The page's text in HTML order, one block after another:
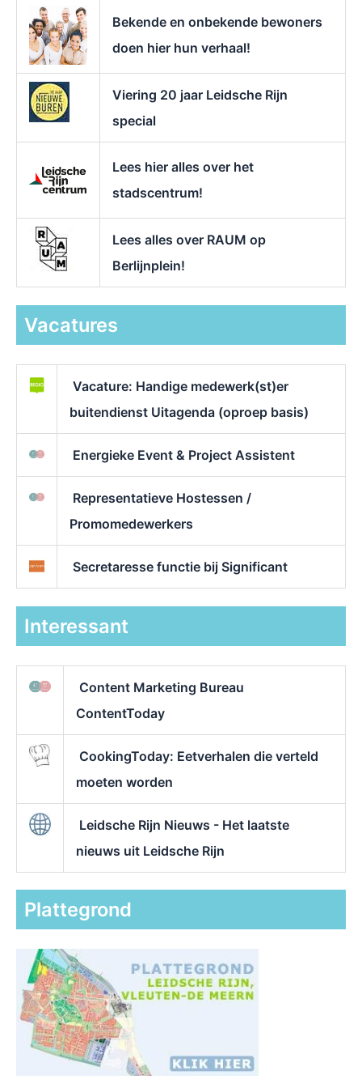
Bekende en onbekende bewoners
doen hier hun verhaal!
Viering 20 jaar Leidsche Rijn
special
Lees hier alles over het
stadscentrum!
Lees alles over RAUM op
Berlijnplein!
Vacatures
Vacature: Handige medewerk(st)er
buitendienst Uitagenda (oproep basis)
Energieke Event & Project Assistent
Representatieve Hostessen /
Promomedewerkers
Secretaresse functie bij Significant
Interessant
Content Marketing Bureau
ContentToday
CookingToday: Eetverhalen die verteld
moeten worden
Leidsche Rijn Nieuws - Het laatste
nieuws uit Leidsche Rijn
Plattegrond